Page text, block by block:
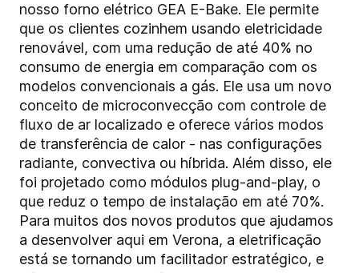
nosso forno elétrico GEA E-Bake. Ele permite
que os clientes cozinhem usando eletricidade
renovável, com uma redução de até 40% no
consumo de energia em comparação com os
modelos convencionais a gás. Ele usa um novo
conceito de microconvecção com controle de
fluxo de ar localizado e oferece vários modos
de transferência de calor - nas configurações
radiante, convectiva ou híbrida. Além disso, ele
foi projetado como módulos plug-and-play, o
que reduz o tempo de instalação em até 70%.
Para muitos dos novos produtos que ajudamos
a desenvolver aqui em Verona, a eletrificação
está se tornando um facilitador estratégico, e